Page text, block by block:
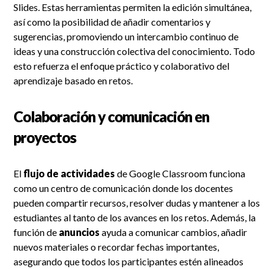
Slides. Estas herramientas permiten la edición simultánea,
así como la posibilidad de añadir comentarios y
sugerencias, promoviendo un intercambio continuo de
ideas y una construcción colectiva del conocimiento. Todo
esto refuerza el enfoque práctico y colaborativo del
aprendizaje basado en retos.
Colaboración y comunicación en
proyectos
El flujo de actividades de Google Classroom funciona
como un centro de comunicación donde los docentes
pueden compartir recursos, resolver dudas y mantener a los
estudiantes al tanto de los avances en los retos. Además, la
función de anuncios ayuda a comunicar cambios, añadir
nuevos materiales o recordar fechas importantes,
asegurando que todos los participantes estén alineados